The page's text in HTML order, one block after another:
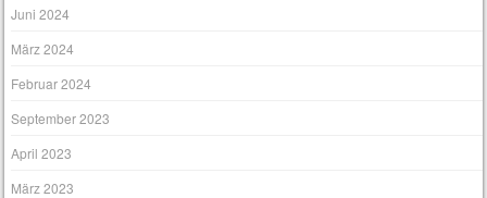
Juni 2024
März 2024
Februar 2024
September 2023
April 2023
März 2023